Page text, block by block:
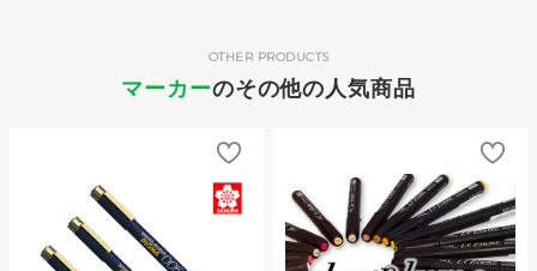
マーカーのその他の人気商品
OTHER PRODUCTS